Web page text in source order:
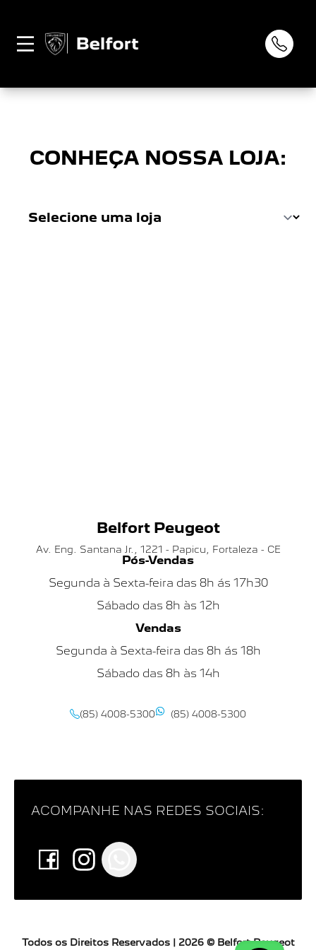
Página não
CONHEÇA NOSSA LOJA:
Belfort Peugeot
Av. Eng. Santana Jr., 1221 - Papicu, Fortaleza - CE
Pós-Vendas
Segunda à Sexta-feira das 8h ás 17h30
Sábado das 8h às 12h
Vendas
Segunda à Sexta-feira das 8h ás 18h
Sábado das 8h às 14h
(85) 4008-5300 (85) 4008-5300
ACOMPANHE NAS REDES SOCIAIS:
Todos os Direitos Reservados | 2026 © Belfort Peugeot